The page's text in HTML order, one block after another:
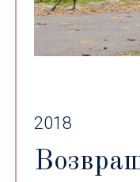
2018